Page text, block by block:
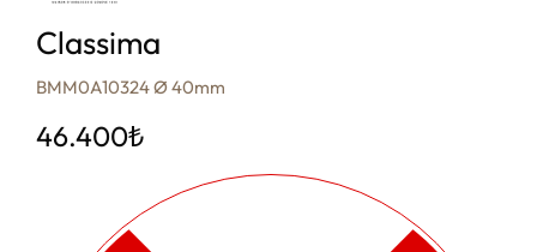
Classima
BMM0A10324 Ø 40mm
46.400₺